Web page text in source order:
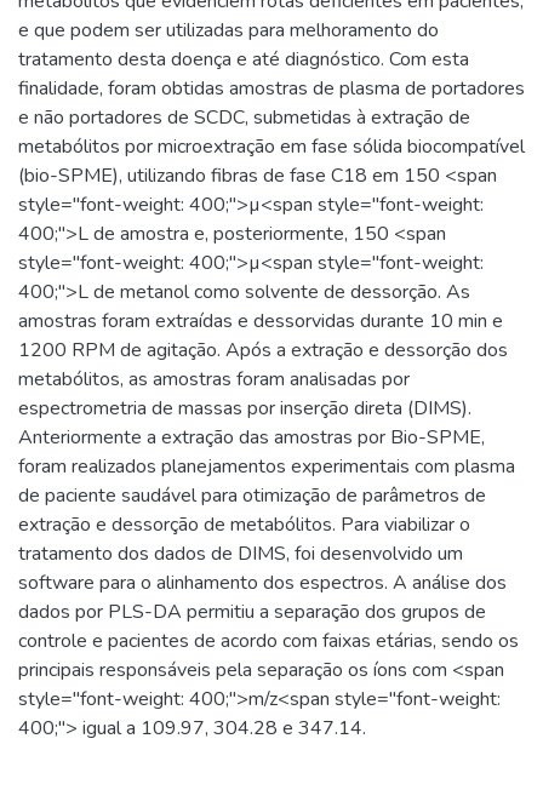
e que podem ser utilizadas para melhoramento do
tratamento desta doença e até diagnóstico. Com esta
finalidade, foram obtidas amostras de plasma de portadores
e não portadores de SCDC, submetidas à extração de
metabólitos por microextração em fase sólida biocompatível
(bio-SPME), utilizando fibras de fase C18 em 150 <span
style="font-weight: 400;">µ<span style="font-weight:
400;">L de amostra e, posteriormente, 150 <span
style="font-weight: 400;">µ<span style="font-weight:
400;">L de metanol como solvente de dessorção. As
amostras foram extraídas e dessorvidas durante 10 min e
1200 RPM de agitação. Após a extração e dessorção dos
metabólitos, as amostras foram analisadas por
espectrometria de massas por inserção direta (DIMS).
Anteriormente a extração das amostras por Bio-SPME,
foram realizados planejamentos experimentais com plasma
de paciente saudável para otimização de parâmetros de
extração e dessorção de metabólitos. Para viabilizar o
tratamento dos dados de DIMS, foi desenvolvido um
software para o alinhamento dos espectros. A análise dos
dados por PLS-DA permitiu a separação dos grupos de
controle e pacientes de acordo com faixas etárias, sendo os
principais responsáveis pela separação os íons com <span
style="font-weight: 400;">m/z<span style="font-weight:
400;"> igual a 109.97, 304.28 e 347.14.